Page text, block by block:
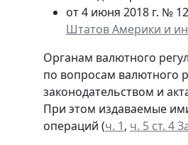
от 4 июня 2018 г. №
Штатов Америки и
Органам валютного
по вопросам валютного
законодательством и
При этом издаваемые
операций (ч. 1, ч. 5 ст. 4